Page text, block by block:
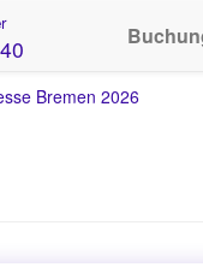
Bremen 2026